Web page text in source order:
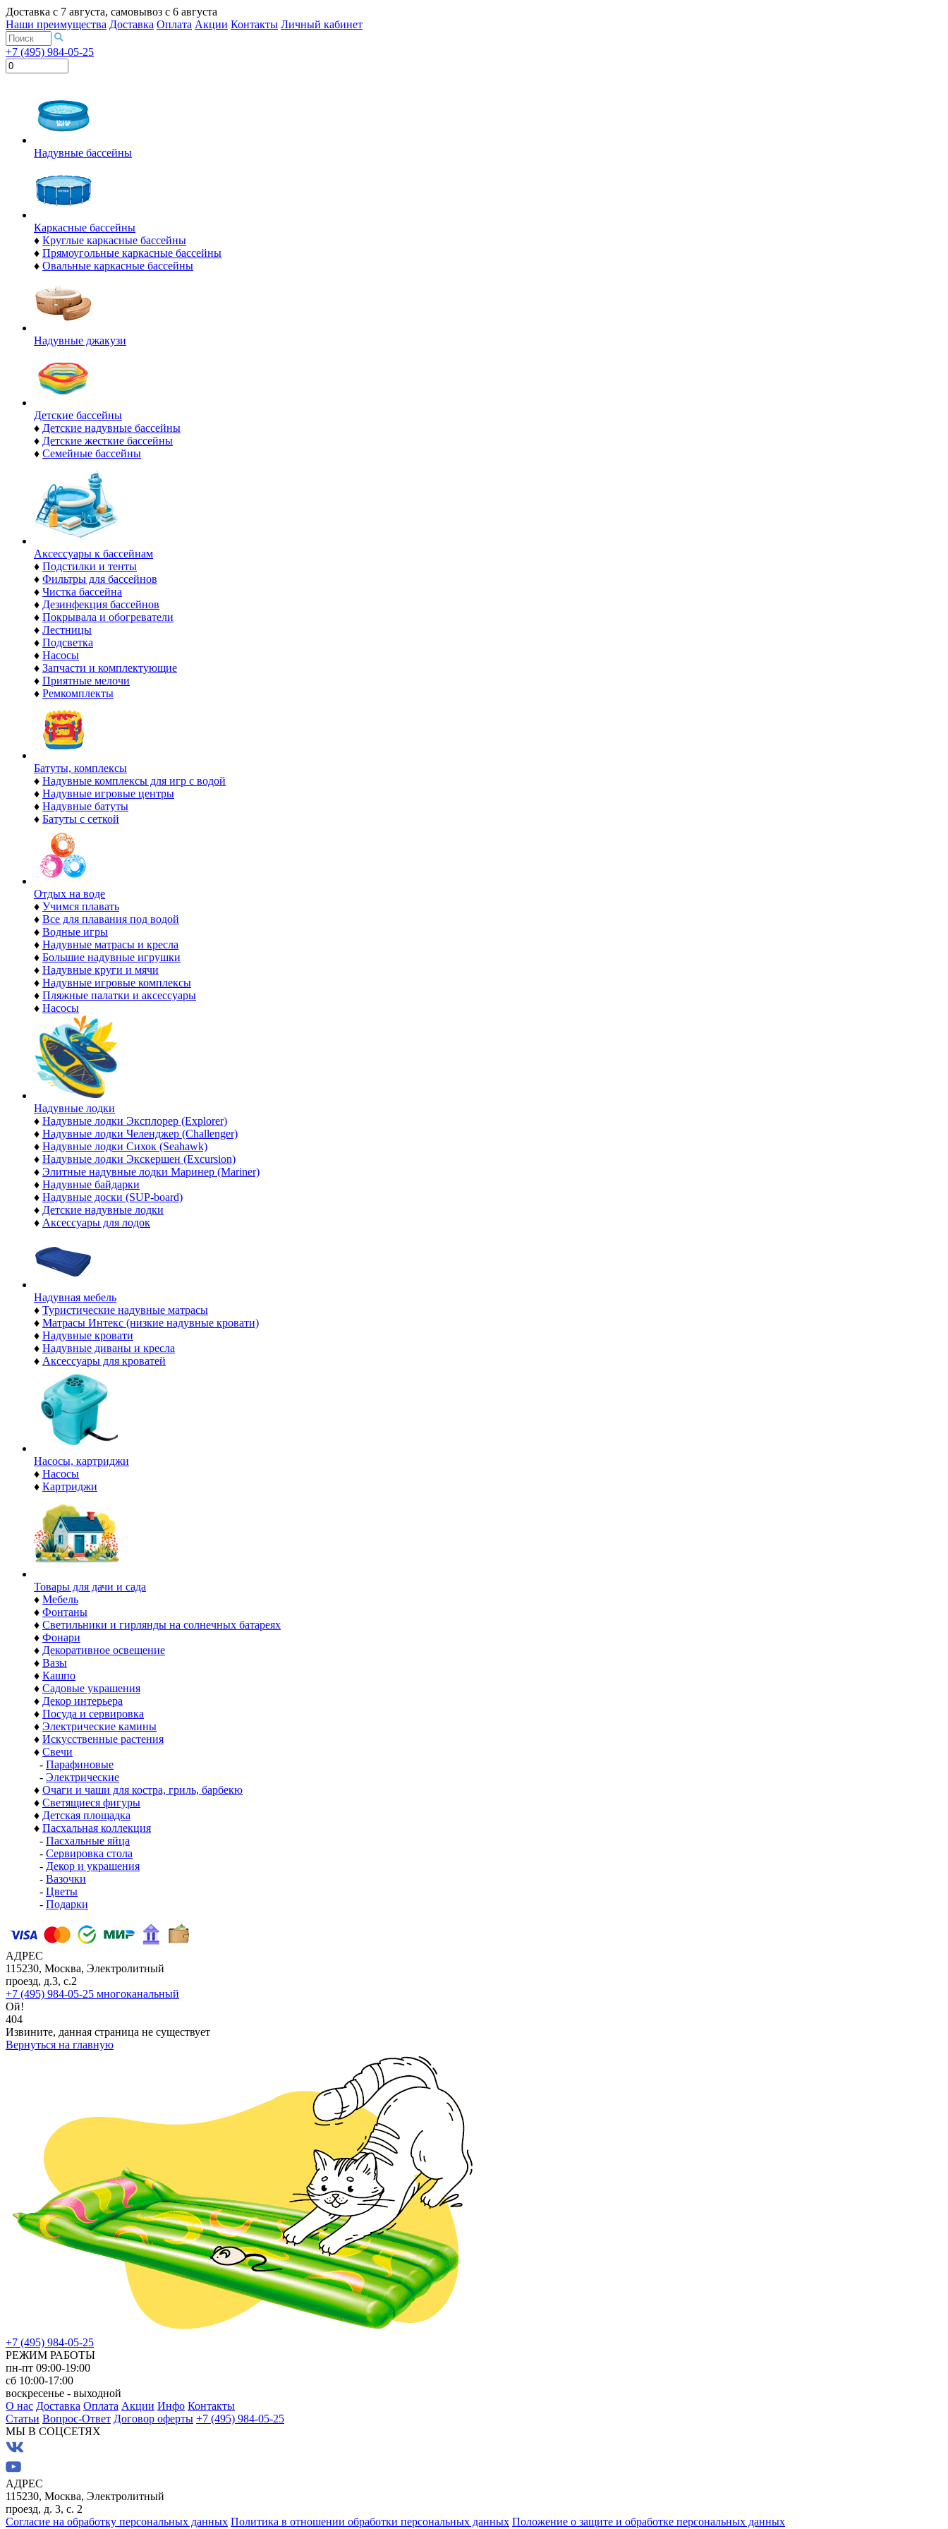
Доставка с 7 августа, самовывоз с 6 августа
Наши преимущества Доставка Оплата Акции Контакты Личный кабинет
+7 (495) 984-05-25
Надувные бассейны
Каркасные бассейны
♦ Круглые каркасные бассейны
♦ Прямоугольные каркасные бассейны
♦ Овальные каркасные бассейны
Надувные джакузи
Детские бассейны
♦ Детские надувные бассейны
♦ Детские жесткие бассейны
♦ Семейные бассейны
Аксессуары к бассейнам
♦ Подстилки и тенты
♦ Фильтры для бассейнов
♦ Чистка бассейна
♦ Дезинфекция бассейнов
♦ Покрывала и обогреватели
♦ Лестницы
♦ Подсветка
♦ Насосы
♦ Запчасти и комплектующие
♦ Приятные мелочи
♦ Ремкомплекты
Батуты, комплексы
♦ Надувные комплексы для игр с водой
♦ Надувные игровые центры
♦ Надувные батуты
♦ Батуты с сеткой
Отдых на воде
♦ Учимся плавать
♦ Все для плавания под водой
♦ Водные игры
♦ Надувные матрасы и кресла
♦ Большие надувные игрушки
♦ Надувные круги и мячи
♦ Надувные игровые комплексы
♦ Пляжные палатки и аксессуары
♦ Насосы
Надувные лодки
♦ Надувные лодки Эксплорер (Explorer)
♦ Надувные лодки Челенджер (Challenger)
♦ Надувные лодки Сихок (Seahawk)
♦ Надувные лодки Экскершен (Excursion)
♦ Элитные надувные лодки Маринер (Mariner)
♦ Надувные байдарки
♦ Надувные доски (SUP-board)
♦ Детские надувные лодки
♦ Аксессуары для лодок
Надувная мебель
♦ Туристические надувные матрасы
♦ Матрасы Интекс (низкие надувные кровати)
♦ Надувные кровати
♦ Надувные диваны и кресла
♦ Аксессуары для кроватей
Насосы, картриджи
♦ Насосы
♦ Картриджи
Товары для дачи и сада
♦ Мебель
♦ Фонтаны
♦ Светильники и гирлянды на солнечных батареях
♦ Фонари
♦ Декоративное освещение
♦ Вазы
♦ Кашпо
♦ Садовые украшения
♦ Декор интерьера
♦ Посуда и сервировка
♦ Электрические камины
♦ Искусственные растения
♦ Свечи
- Парафиновые
- Электрические
♦ Очаги и чаши для костра, гриль, барбекю
♦ Светящиеся фигуры
♦ Детская площадка
♦ Пасхальная коллекция
- Пасхальные яйца
- Сервировка стола
- Декор и украшения
- Вазочки
- Цветы
- Подарки
АДРЕС
115230, Москва, Электролитный
проезд, д.3, с.2
+7 (495) 984-05-25 многоканальный
Ой!
404
Извините, данная страница не существует
Вернуться на главную
+7 (495) 984-05-25
РЕЖИМ РАБОТЫ
пн-пт 09:00-19:00
сб 10:00-17:00
воскресенье - выходной
О нас Доставка Оплата Акции Инфо Контакты
Статьи Вопрос-Ответ Договор оферты +7 (495) 984-05-25
МЫ В СОЦСЕТЯХ
АДРЕС
115230, Москва, Электролитный
проезд, д. 3, с. 2
Согласие на обработку персональных данных Политика в отношении обработки персональных данных Положение о защите и обработке персональных данных